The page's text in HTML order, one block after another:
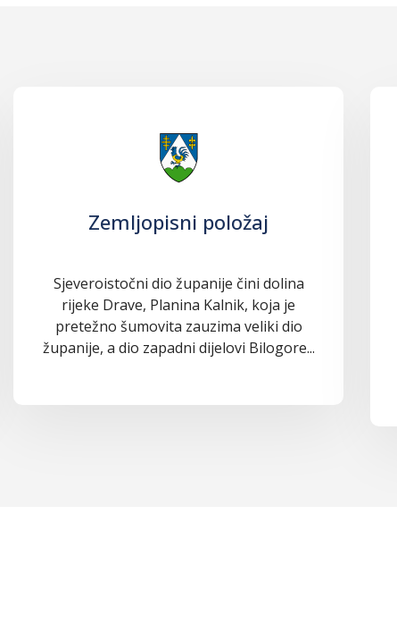
Zemljopisni položaj
Sjeveroistočni dio županije čini dolina
rijeke Drave, Planina Kalnik, koja je
pretežno šumovita zauzima veliki dio
županije, a dio zapadni dijelovi Bilogore...